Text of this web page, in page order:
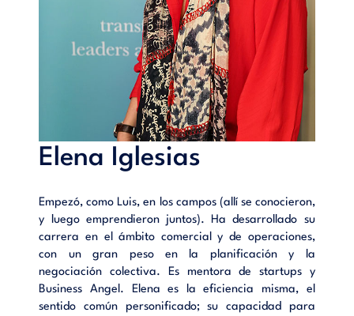
Elena Iglesias
Empezó, como Luis, en los campos (allí se conocieron,
y luego emprendieron juntos). Ha desarrollado su
carrera en el ámbito comercial y de operaciones,
con un gran peso en la planificación y la
negociación colectiva. Es mentora de startups y
Business Angel. Elena es la eficiencia misma, el
sentido común personificado; su capacidad para